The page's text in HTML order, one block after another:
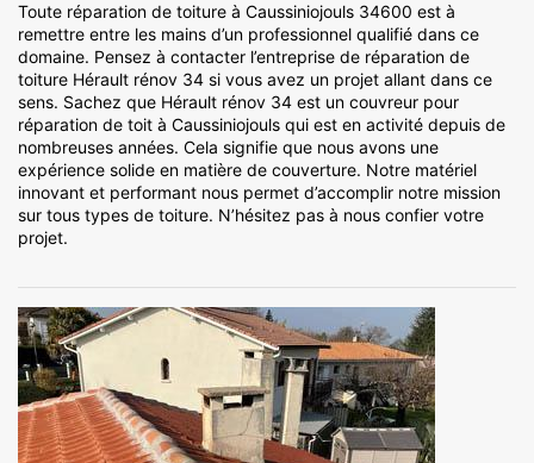
Toute réparation de toiture à Caussiniojouls 34600 est à
remettre entre les mains d’un professionnel qualifié dans ce
domaine. Pensez à contacter l’entreprise de réparation de
toiture Hérault rénov 34 si vous avez un projet allant dans ce
sens. Sachez que Hérault rénov 34 est un couvreur pour
réparation de toit à Caussiniojouls qui est en activité depuis de
nombreuses années. Cela signifie que nous avons une
expérience solide en matière de couverture. Notre matériel
innovant et performant nous permet d’accomplir notre mission
sur tous types de toiture. N’hésitez pas à nous confier votre
projet.